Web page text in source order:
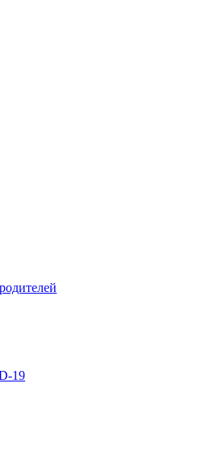
19